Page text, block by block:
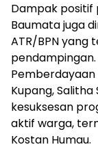
Dampak positif
Baumata juga
ATR/BPN yang
Kupang,
kesuksesan
aktif warga,
Kostan Humau.